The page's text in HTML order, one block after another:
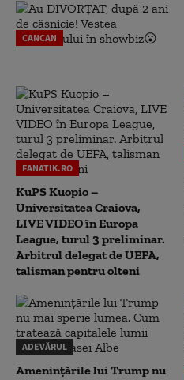
CANCAN
FANATIK.RO
KuPS Kuopio –
Universitatea Craiova,
LIVE VIDEO în Europa
League, turul 3 preliminar.
Arbitrul delegat de UEFA,
talisman pentru olteni
ADEVĂRUL
Amenințările lui Trump nu